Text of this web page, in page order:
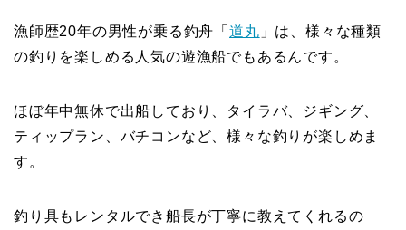
漁師歴20年の男性が乗る釣舟「道丸 」は、様々な種類
の釣りを楽しめる人気の遊漁船でもあるんです。
ほぼ年中無休で出船しており、タイラバ、ジギング、
ティップラン、バチコンなど、様々な釣りが楽しめま
す。
釣り具もレンタルでき船長が丁寧に教えてくれるの